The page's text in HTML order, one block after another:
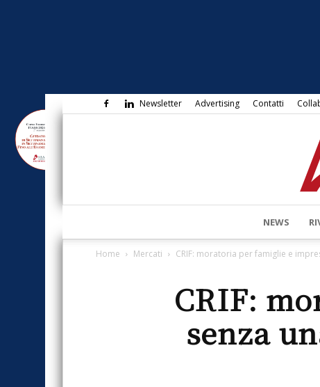
Newsletter Advertising Contatti
NEWS
Home Mercati CRIF: moratoria per famiglie e
CRIF:
senza